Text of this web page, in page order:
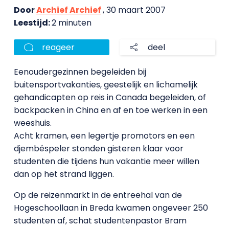
DoorArchief Archief, 30 maart 2007
Leestijd:2 minuten
reageer deel
Eenoudergezinnen begeleiden bij
buitensportvakanties, geestelijk en lichamelijk
gehandicapten op reis in Canada begeleiden, of
backpacken in China en af en toe werken in een
weeshuis.
Acht kramen, een legertje promotors en een
djembéspeler stonden gisteren klaar voor
studenten die tijdens hun vakantie meer willen
dan op het strand liggen.
Op de reizenmarkt in de entreehal van de
Hogeschoollaan in Breda kwamen ongeveer 250
studenten af, schat studentenpastor Bram